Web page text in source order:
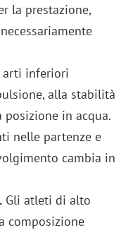
la prestazione,
arti inferiori
alla stabilità
in acqua.
nelle partenze e
cambia in
Gli atleti di alto
composizione